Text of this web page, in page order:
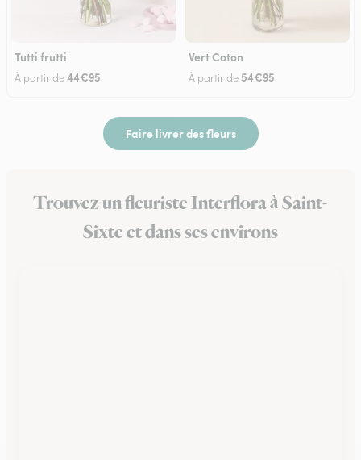
Tutti frutti
À partir de44€95
Vert Coton
À partir de 54€95
Faire livrer des fleurs
Trouvez un fleuriste Interflora à Saint-
Sixte et dans ses environs